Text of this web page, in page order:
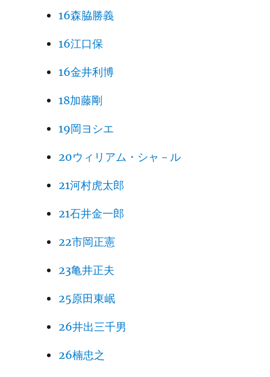
16森脇勝義
16江口保
16金井利博
18加藤剛
19岡ヨシエ
20ウィリアム・シャ－ル
21河村虎太郎
21石井金一郎
22市岡正憲
23亀井正夫
25原田東岷
26井出三千男
26楠忠之